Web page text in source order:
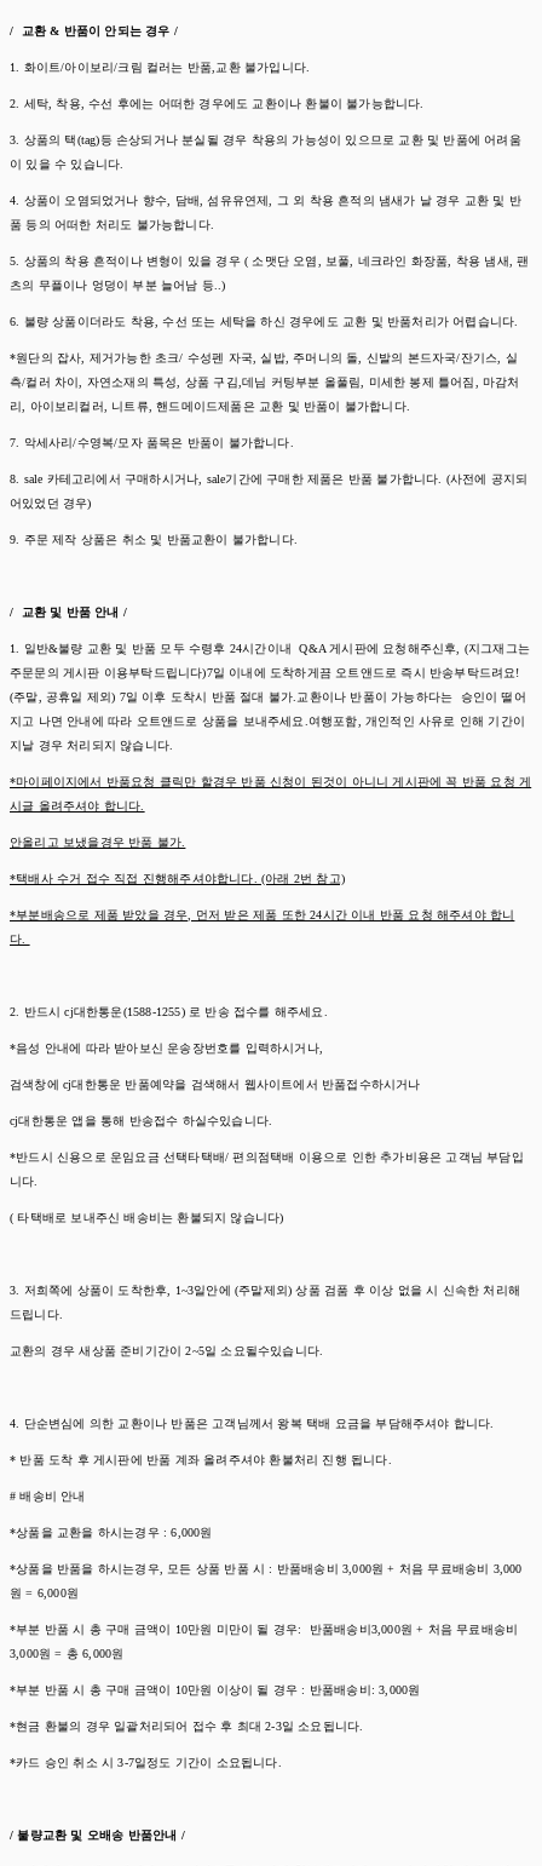
/ 교환 & 반품이 안되는 경우 /
1. 화이트/아이보리/크림 컬러는 반품,교환 불가입니다.
2. 세탁, 착용, 수선 후에는 어떠한 경우에도 교환이나 환불이 불가능합니다.
3. 상품의 택(tag)등 손상되거나 분실될 경우 착용의 가능성이 있으므로 교환 및 반품에 어려움
이 있을 수 있습니다.
4. 상품이 오염되었거나 향수, 담배, 섬유유연제, 그 외 착용 흔적의 냄새가 날 경우 교환 및 반
품 등의 어떠한 처리도 불가능합니다.
5. 상품의 착용 흔적이나 변형이 있을 경우 ( 소맷단 오염, 보풀, 네크라인 화장품, 착용 냄새, 팬
츠의 무플이나 엉덩이 부분 늘어남 등..)
6. 불량 상품이더라도 착용, 수선 또는 세탁을 하신 경우에도 교환 및 반품처리가 어렵습니다.
*원단의 잡사, 제거가능한 초크/ 수성펜 자국, 실밥, 주머니의 돌, 신발의 본드자국/잔기스, 실
측/컬러 차이, 자연소재의 특성, 상품 구김,데님 커팅부분 올풀림, 미세한 봉제 틀어짐, 마감처
리, 아이보리컬러, 니트류, 핸드메이드제품은 교환 및 반품이 불가합니다.
7. 악세사리/수영복/모자 품목은 반품이 불가합니다.
8. sale 카테고리에서 구매하시거나, sale기간에 구매한 제품은 반품 불가합니다. (사전에 공지되
어있었던 경우)
9. 주문 제작 상품은 취소 및 반품교환이 불가합니다.
/ 교환 및 반품 안내 /
1. 일반&불량 교환 및 반품 모두 수령후 24시간이내 Q&A 게시판에 요청해주신후, (지그재그는
주문문의 게시판 이용부탁드립니다)7일 이내에 도착하게끔 오트앤드로 즉시 반송부탁드려요!
(주말, 공휴일 제외) 7일 이후 도착시 반품 절대 불가.교환이나 반품이 가능하다는 승인이 떨어
지고 나면 안내에 따라 오트앤드로 상품을 보내주세요.여행포함, 개인적인 사유로 인해 기간이
지날 경우 처리되지 않습니다.
*마이페이지에서 반품요청 클릭만 할경우 반품 신청이 된것이 아니니 게시판에 꼭 반품 요청 게
시글 올려주셔야 합니다.
안올리고 보냈을경우 반품 불가.
*택배사 수거 접수 직접 진행해주셔야합니다. (아래 2번 참고)
*부분배송으로 제품 받았을 경우, 먼저 받은 제품 또한 24시간 이내 반품 요청 해주셔야 합니
다.
2. 반드시 cj대한통운(1588-1255) 로 반송 접수를 해주세요.
*음성 안내에 따라 받아보신 운송장번호를 입력하시거나,
검색창에 cj대한통운 반품예약을 검색해서 웹사이트에서 반품접수하시거나
cj대한통운 앱을 통해 반송접수 하실수있습니다.
*반드시 신용으로 운임요금 선택타택배/ 편의점택배 이용으로 인한 추가비용은 고객님 부담입
니다.
( 타택배로 보내주신 배송비는 환불되지 않습니다)
3. 저희쪽에 상품이 도착한후, 1~3일안에 (주말제외) 상품 검품 후 이상 없을 시 신속한 처리해
드립니다.
교환의 경우 새상품 준비기간이 2~5일 소요될수있습니다.
4. 단순변심에 의한 교환이나 반품은 고객님께서 왕복 택배 요금을 부담해주셔야 합니다.
* 반품 도착 후 게시판에 반품 계좌 올려주셔야 환불처리 진행 됩니다.
# 배송비 안내
*상품을 교환을 하시는경우 : 6,000원
*상품을 반품을 하시는경우, 모든 상품 반품 시 : 반품배송비 3,000원 + 처음 무료배송비 3,000
원 = 6,000원
*부분 반품 시 총 구매 금액이 10만원 미만이 될 경우: 반품배송비3,000원 + 처음 무료배송비
3,000원 = 총 6,000원
*부분 반품 시 총 구매 금액이 10만원 이상이 될 경우 : 반품배송비: 3,000원
*현금 환불의 경우 일괄처리되어 접수 후 최대 2-3일 소요됩니다.
*카드 승인 취소 시 3-7일정도 기간이 소요됩니다.
/ 불량교환 및 오배송 반품안내 /